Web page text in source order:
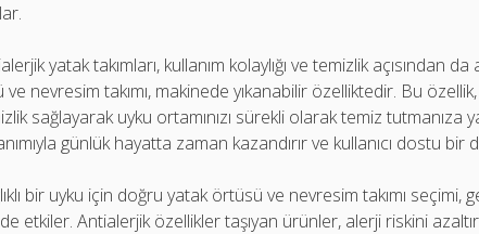
yatak takımları, kullanım kolaylığı ve temizlik açısından
ve nevresim takımı, makinede yıkanabilir özelliktedir. Bu
sağlayarak uyku ortamınızı sürekli olarak temiz tutmanıza
günlük hayatta zaman kazandırır ve kullanıcı dostu bir
bir uyku için doğru yatak örtüsü ve nevresim takımı seçimi,
etkiler. Antialerjik özellikler taşıyan ürünler, alerji riskini